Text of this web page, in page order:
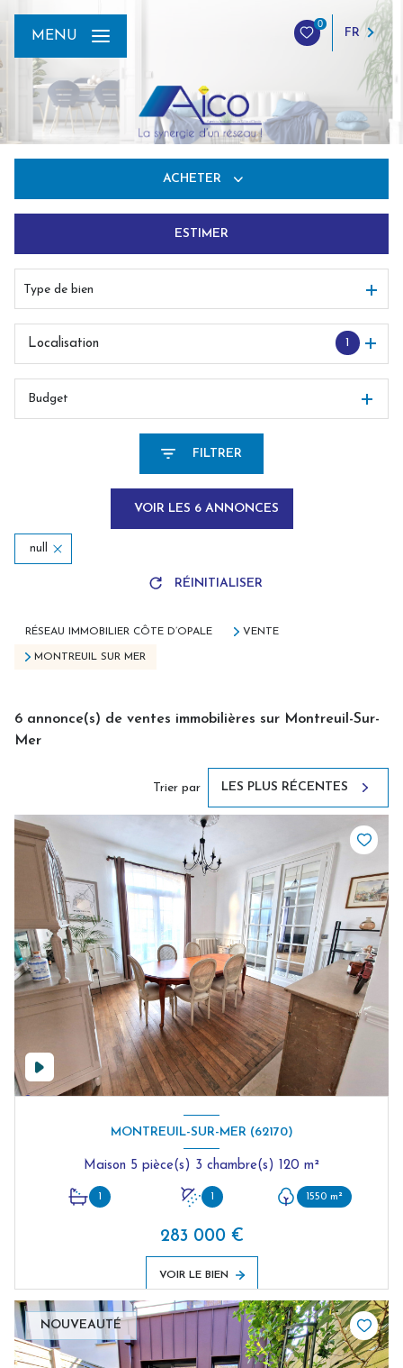
0
FR
MENU
ACHETER
De l'immo pro
ESTIMER
Type de bien
1
Localisation
Budget
FILTRER
VOIR LES 6ANNONCES
null
RÉINITIALISER
RÉSEAU IMMOBILIER CÔTE D’OPALE VENTE
MONTREUIL SUR MER
6 annonce(s) de ventes immobilières sur Montreuil-Sur-
Mer
Trier par LES PLUS RÉCENTES
MONTREUIL-SUR-MER (62170)
Maison 5 pièce(s) 3 chambre(s) 120 m²
1550 m²
283 000 €
VOIR LE BIEN
NOUVEAUTÉ